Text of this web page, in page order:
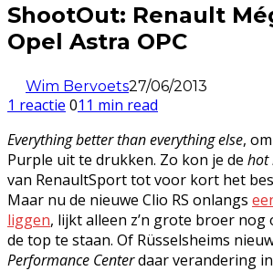
ShootOut: Renault
Opel Astra OPC
Wim Bervoets27/06/2013
1 reactie 011 min read
Everything better than everything else,
Purple uit te drukken. Zo kon je de hot
van RenaultSport tot voor kort het
Maar nu de nieuwe Clio RS onlangs
liggen, lijkt alleen z’n grote broer nog
de top te staan. Of Rüsselsheims
Performance Centerdaar verandering